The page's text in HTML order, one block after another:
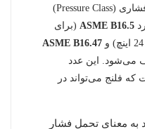
یک رده فشاری (Pressure Class)
ASME B16.5 (برای
ASME B16.47
می‌شود. این عدد
فلنج می‌تواند در
به معنای تحمل فشار